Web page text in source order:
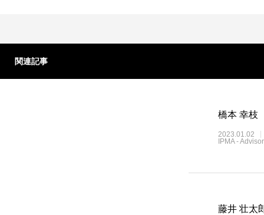
関連記事
橋本 幸枝
2023.01.02
IPMA -
藤井 壮太